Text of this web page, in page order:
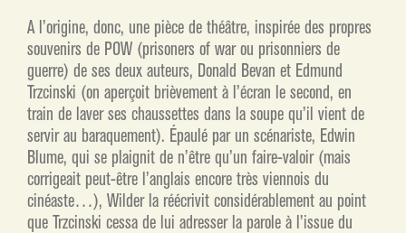
A l’origine, donc, une pièce de théâtre, inspirée des propres
souvenirs de POW (prisoners of war ou prisonniers de
guerre) de ses deux auteurs, Donald Bevan et Edmund
Trzcinski (on aperçoit brièvement à l’écran le second, en
train de laver ses chaussettes dans la soupe qu’il vient de
servir au baraquement). Épaulé par un scénariste, Edwin
Blume, qui se plaignit de n’être qu’un faire-valoir (mais
corrigeait peut-être l’anglais encore très viennois du
cinéaste…), Wilder la réécrivit considérablement au point
que Trzcinski cessa de lui adresser la parole à l’issue du